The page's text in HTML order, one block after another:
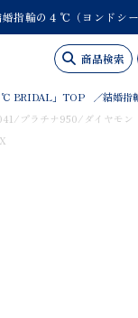
婚指輪の４℃（ヨンドシ
商品検索
℃ BRIDAL」TOP 結婚指
プラチナ950/ダイヤモン